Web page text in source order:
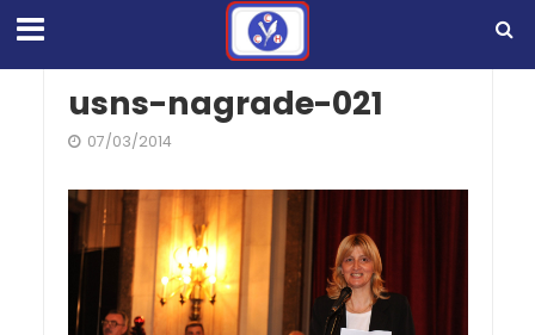
usns-nagrade-021
07/03/2014